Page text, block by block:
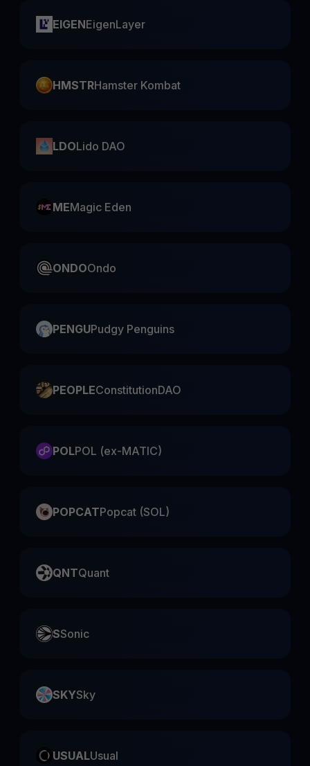
EIGENEigenLayer
HMSTRHamster Kombat
LDOLido DAO
MEMagic Eden
ONDOOndo
PENGUPudgy Penguins
PEOPLEConstitutionDAO
POLPOL (ex-MATIC)
POPCATPopcat (SOL)
QNTQuant
SSonic
SKYSky
USUALUsual